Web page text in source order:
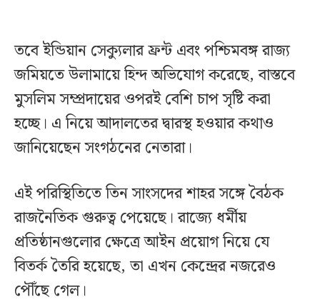
তবে ইন্ডিয়ান সেক্যুলার ফ্রন্ট এবং পশ্চিমবঙ্গ রাজ্য
জমিয়তে উলামায়ে হিন্দ অভিযোগ করেছে, বাস্তবে
মুসলিম সম্প্রদায়ের ওপরই বেশি চাপ সৃষ্টি করা
হচ্ছে। এ নিয়ে আদালতের দ্বারস্থ হওয়ার কথাও
জানিয়েছেন সংগঠনের নেতারা।
এই পরিস্থিতিতে তিন সাংসদের শাহর সঙ্গে বৈঠক
রাজনৈতিক গুরুত্ব পেয়েছে। রাজ্যে ধর্মীয়
প্রতিষ্ঠানগুলোর ক্ষেত্রে আইন প্রয়োগ নিয়ে যে
বিতর্ক তৈরি হয়েছে, তা এখন কেন্দ্রের নজরেও
পৌঁছে গেল।